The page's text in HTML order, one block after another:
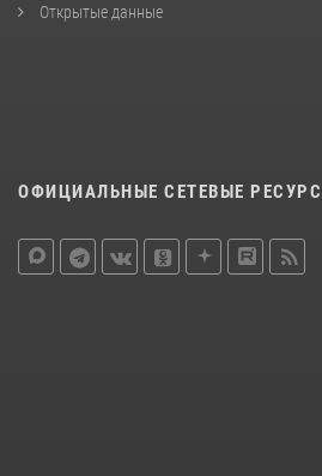
Открытые данные
ОФИЦИАЛЬНЫЕ СЕТЕВЫЕ